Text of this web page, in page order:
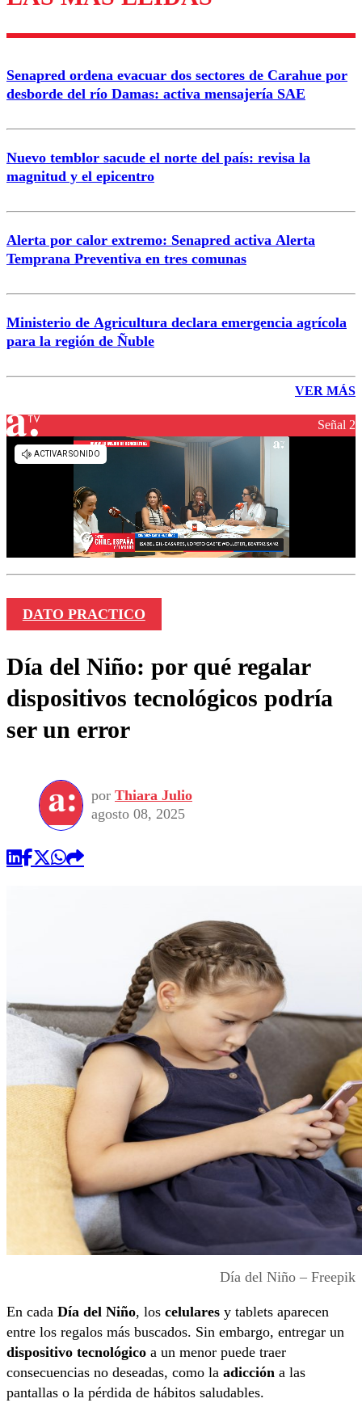
Enviar comentario
Senapred ordena evacuar dos sectores de Carahue por
desborde del río Damas: activa mensajería SAE
Nuevo temblor sacude el norte del país: revisa la
magnitud y el epicentro
Alerta por calor extremo: Senapred activa Alerta
Temprana Preventiva en tres comunas
Ministerio de Agricultura declara emergencia agrícola
para la región de Ñuble
VER MÁS
Señal 2
DATO PRACTICO
Día del Niño: por qué regalar
dispositivos tecnológicos podría
ser un error
por Thiara Julio
agosto 08, 2025
Día del Niño – Freepik
En cada Día del Niño, los celulares y tablets aparecen
entre los regalos más buscados. Sin embargo, entregar un
dispositivo tecnológico a un menor puede traer
consecuencias no deseadas, como la adicción a las
pantallas o la pérdida de hábitos saludables.